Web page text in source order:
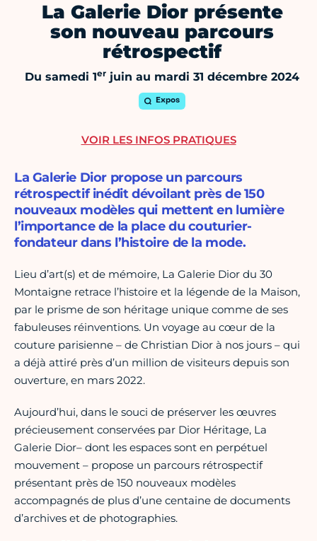
La Galerie Dior présente
son nouveau parcours
rétrospectif
Du samedi 1er juin au mardi 31 décembre 2024
Expos
La Galerie Dior propose un parcours
rétrospectif inédit dévoilant près de 150
nouveaux modèles qui mettent en lumière
l’importance de la place du couturier-
fondateur dans l’histoire de la mode.
Lieu d’art(s) et de mémoire, La Galerie Dior du 30
Montaigne retrace l’histoire et la légende de la Maison,
par le prisme de son héritage unique comme de ses
fabuleuses réinventions. Un voyage au cœur de la
couture parisienne – de Christian Dior à nos jours – qui
a déjà attiré près d’un million de visiteurs depuis son
ouverture, en mars 2022.
Aujourd’hui, dans le souci de préserver les œuvres
précieusement conservées par Dior Héritage, La
Galerie Dior– dont les espaces sont en perpétuel
mouvement – propose un parcours rétrospectif
présentant près de 150 nouveaux modèles
accompagnés de plus d’une centaine de documents
d’archives et de photographies.
VOIR LES INFOS PRATIQUES